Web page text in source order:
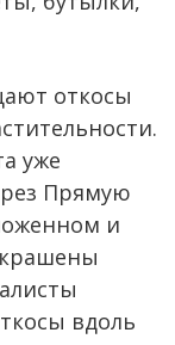
откосы
уже
Прямую
и
вдоль